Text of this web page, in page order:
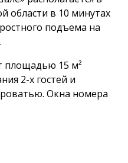
области в 10 минутах
подъема на
площадью 15 м²
2-х гостей и
Окна номера